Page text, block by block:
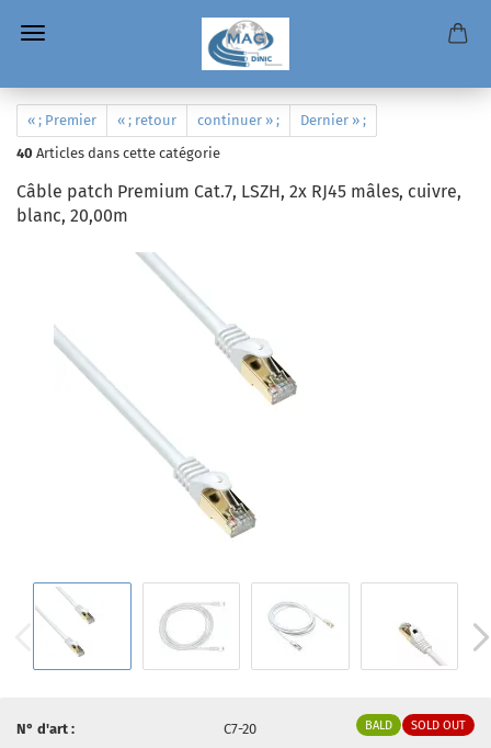
« ; Premier « ; retour continuer » ;
Dernier » ;
40 Articles dans cette catégorie
Câble patch Premium Cat.7, LSZH, 2x RJ45 mâles, cuivre,
blanc, 20,00m
BALD SOLD OUT
N° d'art :
C7-20